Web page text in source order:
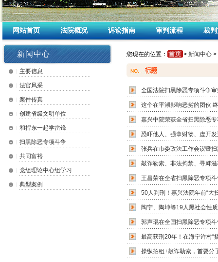
网站首页 法院概况 诉讼指南 审判流程 裁
新闻中心
主要信息
法官风采
案件传真
创建省级文明单位
和捍东一起学雷锋
扫黑除恶专项斗争
共同富裕
党组理论中心组学习
典型案例
您现在的位置： > 新闻中心 >
全国法院扫黑除恶专项斗争
这个在平湖影响恶劣的团伙
嘉兴中院荣获全省扫黑除恶
恐吓他人、强拿财物、虚开
张兵在市委政法工作会议暨
敲诈勒索、非法拘禁、寻衅
王昌荣在全省扫黑除恶专项
50人判刑！嘉兴法院年前“大
陶宁、陶坤等19人黑社会性
郭声琨在全国扫黑除恶专项
最高获刑20年！在海宁许村“
操纵拍租+敲诈勒索，首要分